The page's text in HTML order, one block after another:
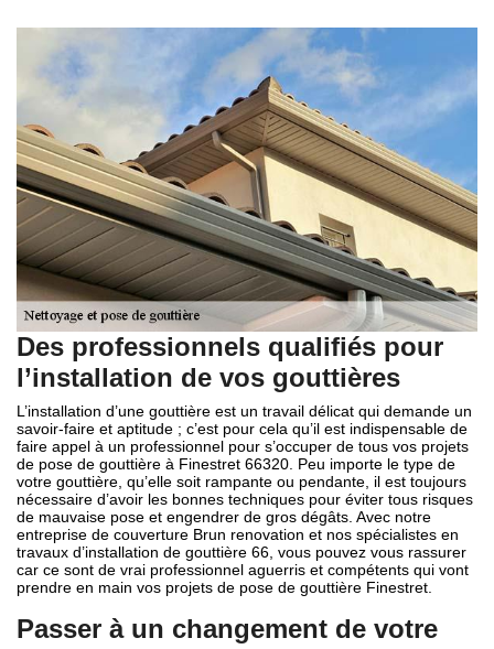
Des professionnels qualifiés pour
l’installation de vos gouttières
L’installation d’une gouttière est un travail délicat qui demande un
savoir-faire et aptitude ; c’est pour cela qu’il est indispensable de
faire appel à un professionnel pour s’occuper de tous vos projets
de pose de gouttière à Finestret 66320. Peu importe le type de
votre gouttière, qu’elle soit rampante ou pendante, il est toujours
nécessaire d’avoir les bonnes techniques pour éviter tous risques
de mauvaise pose et engendrer de gros dégâts. Avec notre
entreprise de couverture Brun renovation et nos spécialistes en
travaux d’installation de gouttière 66, vous pouvez vous rassurer
car ce sont de vrai professionnel aguerris et compétents qui vont
prendre en main vos projets de pose de gouttière Finestret.
Passer à un changement de votre